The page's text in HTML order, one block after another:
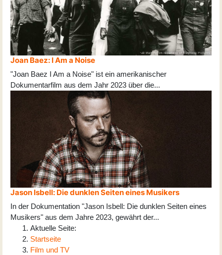
Joan Baez: I Am a Noise
"Joan Baez I Am a Noise" ist ein amerikanischer
Dokumentarfilm aus dem Jahr 2023 über die...
Jason Isbell: Die dunklen Seiten eines Musikers
In der Dokumentation "Jason Isbell: Die dunklen Seiten eines
Musikers" aus dem Jahre 2023, gewährt der...
Aktuelle Seite:
Startseite
Film und TV